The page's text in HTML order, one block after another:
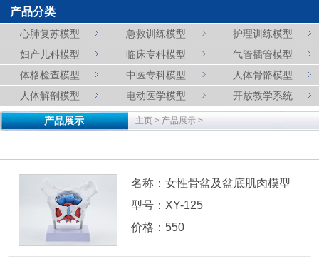
产品分类
心肺复苏模型 急救训练模型
护理训练模型
妇产儿科模型
临床专科模型
气管插管模型
体格检查模型
中医专科模型
人体骨骼模型
人体解剖模型
电动医学模型 开放教学系统
产品展示 主页 > 产品展示 >
名称：女性骨盆及盆底肌肉模型
型号：XY-125
价格：550